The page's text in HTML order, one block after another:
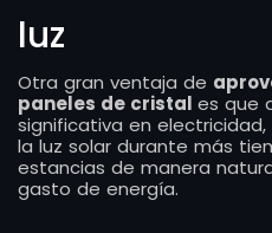
luz
Otra gran ventaja de
paneles de cristal es que
significativa en
la luz solar durante más
estancias de manera
gasto de energía.